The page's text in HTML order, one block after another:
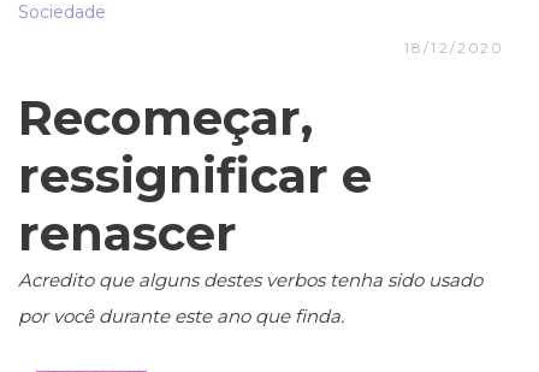
Sociedade
18/12/2020
Recomeçar,
ressignificar e
renascer
Acredito que alguns destes verbos tenha sido usado
por você durante este ano que finda.